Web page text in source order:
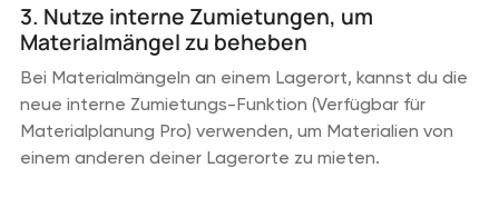
3. Nutze interne Zumietungen, um
Materialmängel zu beheben
Bei Materialmängeln an einem Lagerort, kannst du die
neue interne Zumietungs-Funktion (Verfügbar für
Materialplanung Pro) verwenden, um Materialien von
einem anderen deiner Lagerorte zu mieten.